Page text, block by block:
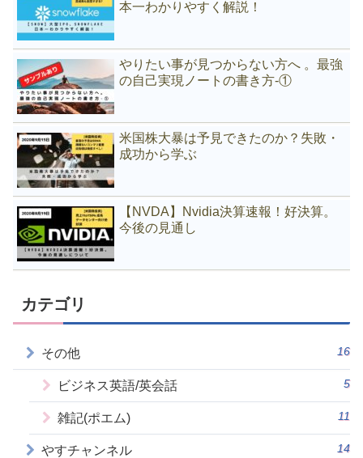
本一わかりやすく解説！
やりたい事が見つからない方へ 。最強
の自己実現ノートの書き方-①
米国株大暴は予見できたのか？失敗・
成功から学ぶ
【NVDA】Nvidia決算速報！好決算。
今後の見通し
カテゴリ
その他 16
ビジネス英語/英会話 5
雑記(ポエム) 11
やすチャンネル 14